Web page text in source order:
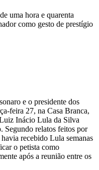
uma hora e quarenta
como gesto de prestígio
e o presidente dos
feira 27, na Casa Branca,
Inácio Lula da Silva
Segundo relatos feitos por
recebido Lula semanas
o petista como
após a reunião entre os